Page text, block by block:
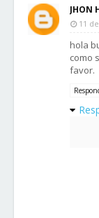
JHON
11
hola
como
favor.